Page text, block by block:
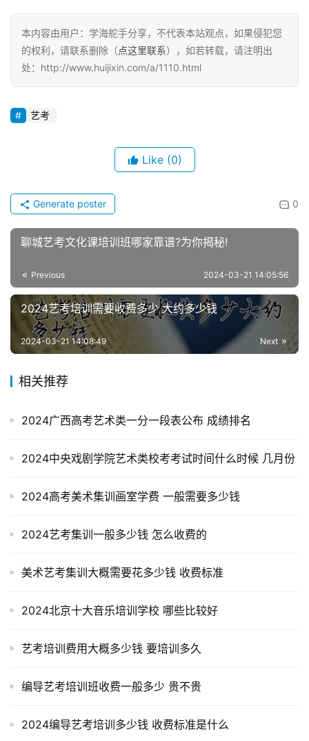
本内容由用户：学海舵手分享，不代表本站观点，如果侵犯您
的权利，请联系删除（点这里联系），如若转载，请注明出
处：http://www.huijixin.com/a/1110.html
艺考
Like (0)
0
Generate poster
聊城艺考文化课培训班哪家靠谱?为你揭秘!
Previous 2024-03-21 14:05:56
2024艺考培训需要收费多少 大约多少钱
Next
2024-03-21 14:08:49
相关推荐
2024广西高考艺术类一分一段表公布 成绩排名
2024中央戏剧学院艺术类校考考试时间什么时候 几月份
2024高考美术集训画室学费 一般需要多少钱
2024艺考集训一般多少钱 怎么收费的
美术艺考集训大概需要花多少钱 收费标准
2024北京十大音乐培训学校 哪些比较好
艺考培训费用大概多少钱 要培训多久
编导艺考培训班收费一般多少 贵不贵
2024编导艺考培训多少钱 收费标准是什么